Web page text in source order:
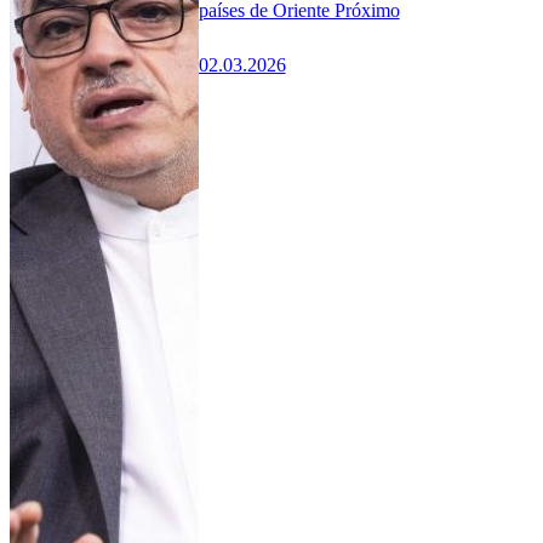
países de Oriente Próximo
02.03.2026